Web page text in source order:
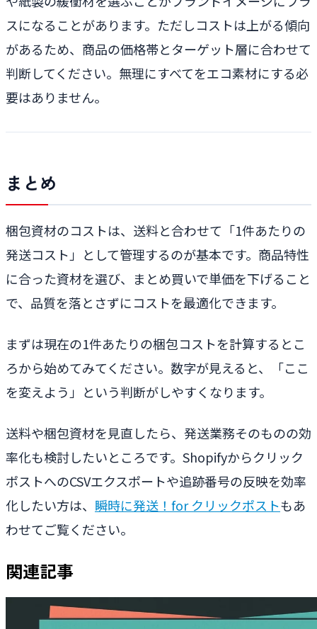
スになることがあります。ただしコストは上がる傾向
があるため、商品の価格帯とターゲット層に合わせて
判断してください。無理にすべてをエコ素材にする必
要はありません。
まとめ
梱包資材のコストは、送料と合わせて「1件あたりの
発送コスト」として管理するのが基本です。商品特性
に合った資材を選び、まとめ買いで単価を下げること
で、品質を落とさずにコストを最適化できます。
まずは現在の1件あたりの梱包コストを計算するとこ
ろから始めてみてください。数字が見えると、「ここ
を変えよう」という判断がしやすくなります。
送料や梱包資材を見直したら、発送業務そのものの効
率化も検討したいところです。Shopifyからクリック
ポストへのCSVエクスポートや追跡番号の反映を効率
化したい方は、 瞬時に発送！for クリックポストもあ
わせてご覧ください。
関連記事